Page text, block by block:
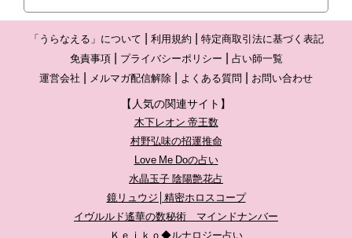
「うらなえる」について 利用規約
特定商取引法に基づく表記
免責事項
プライバシーポリシー
占い師一覧
運営会社
メルマガ配信解除 よくある質問 お問い合わせ
【人気の関連サイト】
木下レオン 帝王数
村野弘味の招運推命
Love Me Doの占い
水晶玉子 陰陽艶花占
鏡リュウジ│精密ホロスコープ
イヴルルド遙華の数秘術 マインドナンバー
Ｋｅｉｋｏ◆ルナロジー占い